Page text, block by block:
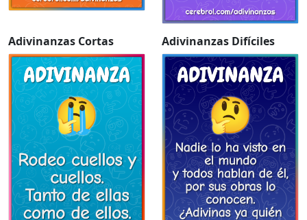
Adivinanzas Cortas Adivinanzas Difíciles